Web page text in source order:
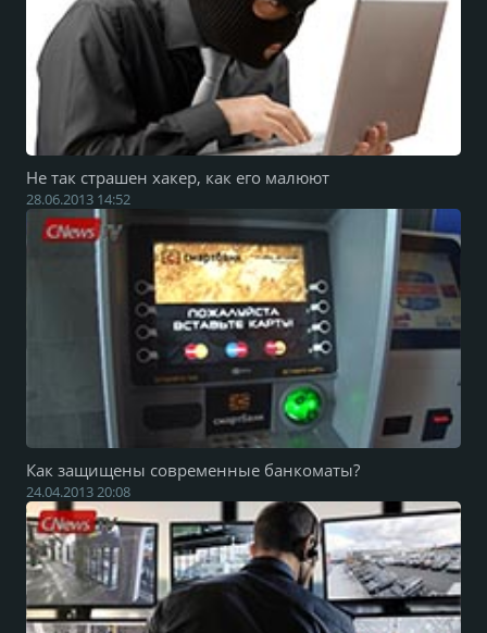
Не так страшен хакер, как его малюют
28.06.2013 14:52
Как защищены современные банкоматы?
24.04.2013 20:08